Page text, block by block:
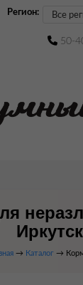
Регион:
50-
→ Каталог →